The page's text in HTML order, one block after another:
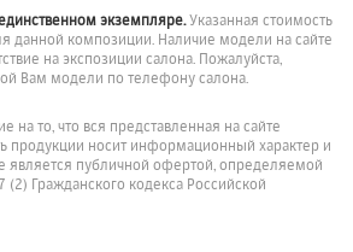
экземпляре.Указанная стоимость
данной композиции. Наличие модели на сайте
на экспозиции салона. Пожалуйста,
Вам модели по телефону салона.
то, что вся представленная на сайте
продукции носит информационный характер и
является публичной офертой, определяемой
Гражданского кодекса Российской